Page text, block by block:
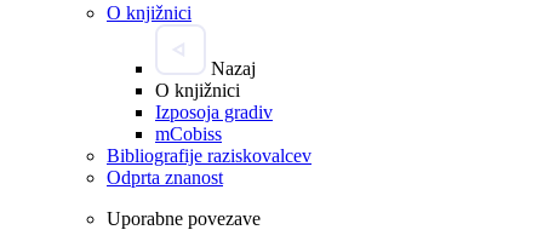
O knjižnici
Nazaj
O knjižnici
Izposoja gradiv
mCobiss
Bibliografije raziskovalcev
Odprta znanost
Uporabne povezave